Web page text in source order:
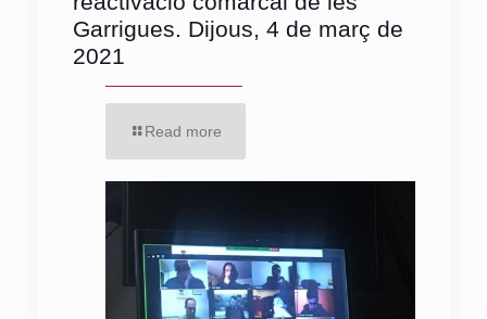
Garrigues. Dijous, 4 de març de
2021
Read more